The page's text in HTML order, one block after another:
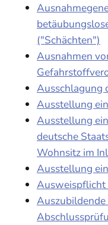
("Schächten")
Ausnahmen
Ausschlagung
Ausstellung
Ausstellung
deutsche
Wohnsitz im
Ausstellung
Ausweispflicht